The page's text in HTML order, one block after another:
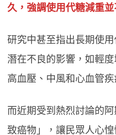
久，強調使用代糖減重並
研究中甚至指出長期使
潛在不良的影響，如輕
高血壓、中風和心血管疾
而近期受到熱烈討論的
致癌物」，讓民眾人心